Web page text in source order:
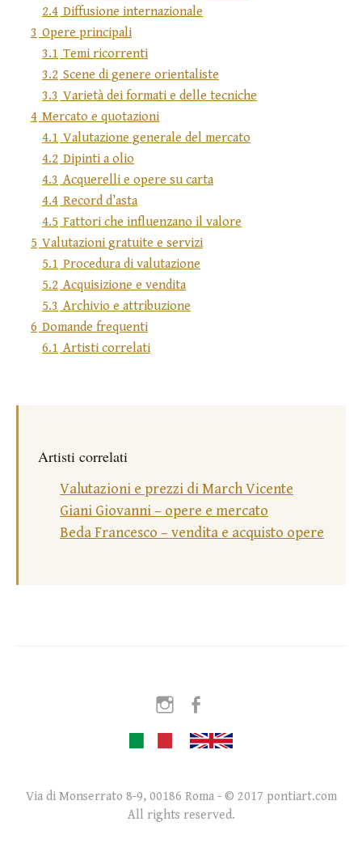
2.4 Diffusione internazionale
3 Opere principali
3.1 Temi ricorrenti
3.2 Scene di genere orientaliste
3.3 Varietà dei formati e delle tecniche
4 Mercato e quotazioni
4.1 Valutazione generale del mercato
4.2 Dipinti a olio
4.3 Acquerelli e opere su carta
4.4 Record d’asta
4.5 Fattori che influenzano il valore
5 Valutazioni gratuite e servizi
5.1 Procedura di valutazione
5.2 Acquisizione e vendita
5.3 Archivio e attribuzione
6 Domande frequenti
6.1 Artisti correlati
Artisti correlati
Valutazioni e prezzi di March Vicente
Giani Giovanni – opere e mercato
Beda Francesco – vendita e acquisto opere
Instagram
Via di Monserrato 8-9, 00186 Roma - © 2017 pontiart.com
All rights reserved.